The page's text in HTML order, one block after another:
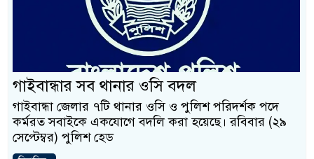
গাইবান্ধার সব থানার ওসি বদল
গাইবান্ধা জেলার ৭টি থানার ওসি ও পুলিশ পরিদর্শক পদে
কর্মরত সবাইকে একযোগে বদলি করা হয়েছে। রবিবার (২৯
সেপ্টেম্বর) পুলিশ হেড